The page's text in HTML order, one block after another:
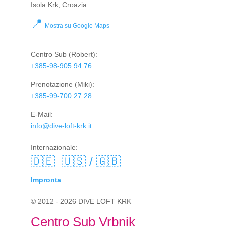
Isola Krk, Croazia
📍 Mostra su Google Maps
Centro Sub(Robert):
+385-98-905 94 76
Prenotazione (Miki):
+385-99-700 27 28
E-Mail:
info@dive-loft-krk.it
Internazionale:
🇩🇪 🇺🇸 / 🇬🇧
Impronta
© 2012 - 2026 DIVE LOFT KRK
Centro Sub Vrbnik